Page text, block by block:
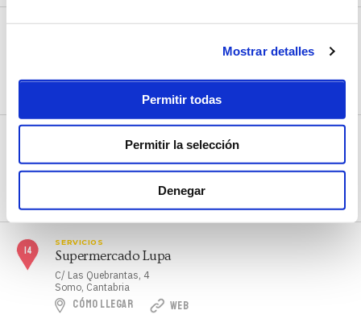
Mostrar detalles
Permitir todas
Permitir la selección
Denegar
SERVICIOS
Supermercado Andrés
C/Puente, 55
SERVICIOS
Supermercado Lupa
C/ Las Quebrantas, 4
Somo, Cantabria
CÓMO LLEGAR WEB